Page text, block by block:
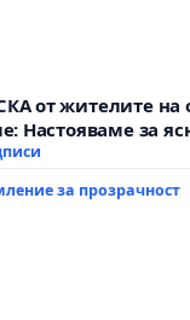
от жителите на
Настояваме за
от “Елаците-МЕД”
екологични норми!
за прозрачност